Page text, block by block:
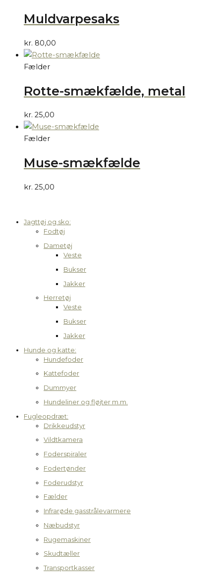
Jagttøj og sko:
Fodtøj
Dametøj
Veste
Bukser
Jakker
Herretøj
Veste
Bukser
Jakker
Hunde og katte:
Hundefoder
Kattefoder
Dummyer
Hundeliner og fløjter m.m.
Fugleopdræt:
Drikkeudstyr
Vildtkamera
Foderspiraler
Fodertønder
Foderudstyr
Fælder
Infrarøde gasstrålevarmere
Næbudstyr
Rugemaskiner
Skudtæller
Transportkasser
Muldvarpesaks
kr. 80,00
Fælder
Rotte-smækfælde, metal
kr. 25,00
Fælder
Muse-smækfælde
kr. 25,00